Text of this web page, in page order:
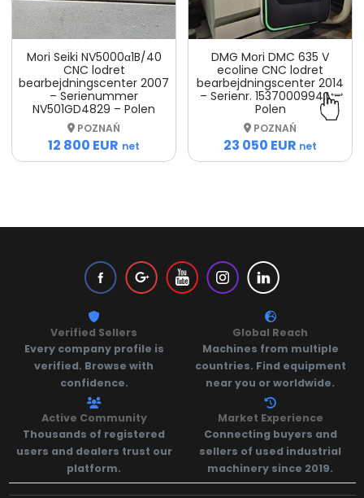
Mori Seiki NV5000α1B/40
CNC lodret
bearbejdningscenter 2007
– Serienummer
NV501GD4829 – Polen
POZNAŃ
12 800 EUR net
DMG Mori DMC 635 V
ecoline CNC lodret
bearbejdningscenter 2014
– Serienr. 1537000994A –
Polen
POZNAŃ
23 050 EUR net
Verified Sellers
Every company profile is
verified. Browse with
confidence.
Global Reach
Machines from multiple
countries. Find equipment
near you or worldwide.
Active Community
Thousands of registered
users and dealers trust our
platform.
Market Experience
Connecting buyers and
sellers of used industrial
machinery since 2019.